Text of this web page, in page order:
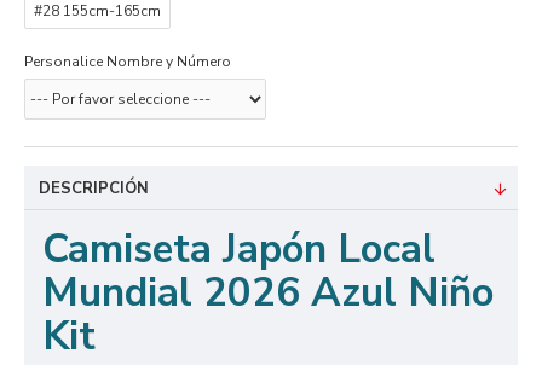
#28 155cm-165cm
Personalice Nombre y Número
DESCRIPCIÓN
Camiseta Japón Local
Mundial 2026 Azul Niño
Kit